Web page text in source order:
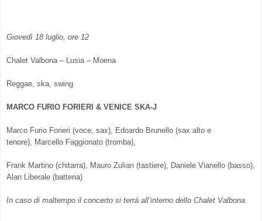
Giovedì 18 luglio, ore 12
Chalet Valbona – Lusia – Moena
Reggae, ska, swing
MARCO FURIO FORIERI & VENICE SKA-J
Marco Furio Forieri (voce, sax), Edoardo Brunello (sax alto e
tenore), Marcello Faggionato (tromba),
Frank Martino (chitarra), Mauro Zulian (tastiere), Daniele Vianello (basso),
Alan Liberale (batteria)
In caso di maltempo il concerto si terrà all’interno dello Chalet Valbona